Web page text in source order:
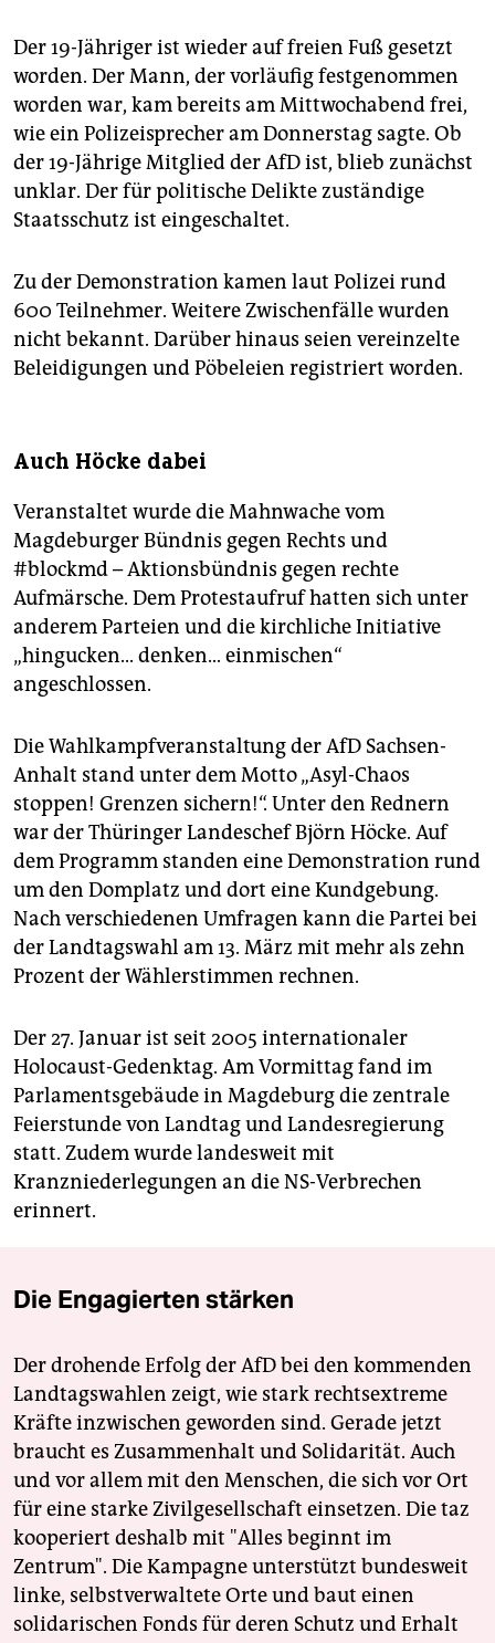
Der 19-Jähriger ist wieder auf freien Fuß gesetzt
worden. Der Mann, der vorläufig festgenommen
worden war, kam bereits am Mittwochabend frei,
wie ein Polizeisprecher am Donnerstag sagte. Ob
der 19-Jährige Mitglied der AfD ist, blieb zunächst
unklar. Der für politische Delikte zuständige
Staatsschutz ist eingeschaltet.
Zu der Demonstration kamen laut Polizei rund
600 Teilnehmer. Weitere Zwischenfälle wurden
nicht bekannt. Darüber hinaus seien vereinzelte
Beleidigungen und Pöbeleien registriert worden.
Auch Höcke dabei
Veranstaltet wurde die Mahnwache vom
Magdeburger Bündnis gegen Rechts und
#blockmd – Aktionsbündnis gegen rechte
Aufmärsche. Dem Protestaufruf hatten sich unter
anderem Parteien und die kirchliche Initiative
„hingucken... denken... einmischen“
angeschlossen.
Die Wahlkampfveranstaltung der AfD Sachsen-
Anhalt stand unter dem Motto „Asyl-Chaos
stoppen! Grenzen sichern!“. Unter den Rednern
war der Thüringer Landeschef Björn Höcke. Auf
dem Programm standen eine Demonstration rund
um den Domplatz und dort eine Kundgebung.
Nach verschiedenen Umfragen kann die Partei bei
der Landtagswahl am 13. März mit mehr als zehn
Prozent der Wählerstimmen rechnen.
Der 27. Januar ist seit 2005 internationaler
Holocaust-Gedenktag. Am Vormittag fand im
Parlamentsgebäude in Magdeburg die zentrale
Feierstunde von Landtag und Landesregierung
statt. Zudem wurde landesweit mit
Kranzniederlegungen an die NS-Verbrechen
erinnert.
Die Engagierten stärken
Der drohende Erfolg der AfD bei den kommenden
Landtagswahlen zeigt, wie stark rechtsextreme
Kräfte inzwischen geworden sind. Gerade jetzt
braucht es Zusammenhalt und Solidarität. Auch
und vor allem mit den Menschen, die sich vor Ort
für eine starke Zivilgesellschaft einsetzen. Die taz
kooperiert deshalb mit "Alles beginnt im
Zentrum". Die Kampagne unterstützt bundesweit
linke, selbstverwaltete Orte und baut einen
solidarischen Fonds für deren Schutz und Erhalt